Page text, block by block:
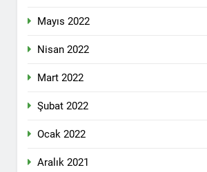
görüştü.
Genel Merkez’de toplandı.
Mayıs 2022
Nisan 2022
Mart 2022
Şubat 2022
Ocak 2022
Aralık 2021